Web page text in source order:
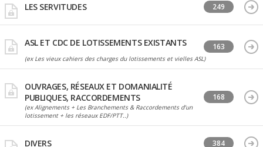
LES SERVITUDES 249
ASL ET CDC DE LOTISSEMENTS EXISTANTS
(ex Les vieux cahiers des charges du lotissements et vielles ASL)
163
OUVRAGES, RÉSEAUX ET DOMANIALITÉ
PUBLIQUES, RACCORDEMENTS
(ex Alignements + Les Branchements & Raccordements d’un
lotissement + les réseaux EDF/PTT..)
168
DIVERS 384